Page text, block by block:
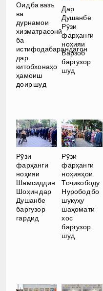
Оид ба вазъ
ва
дурнамои
хизматрасонӣ
ба
истифодабарандагон
дар
китобхонаҳо
ҳамоиш
доир шуд
Дар
Душанбе
Рӯзи
фарҳанги
ноҳияи
Варзоб
баргузор
шуд
Рӯзи
фарҳанги
ноҳияи
Шамсиддин
Шоҳин дар
Душанбе
баргузор
гардид
Рӯзи
фарҳанги
ноҳияҳои
Тоҷикободу
Нуробод бо
шукуҳу
шаҳомати
хос
баргузор
шуд